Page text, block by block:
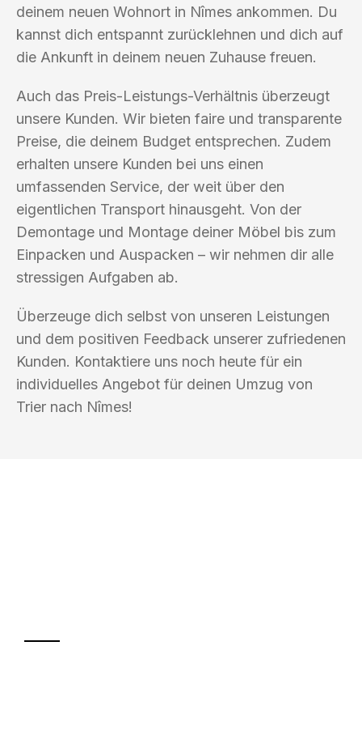
deinem neuen Wohnort in Nîmes ankommen. Du
kannst dich entspannt zurücklehnen und dich auf
die Ankunft in deinem neuen Zuhause freuen.
Auch das Preis-Leistungs-Verhältnis überzeugt
unsere Kunden. Wir bieten faire und transparente
Preise, die deinem Budget entsprechen. Zudem
erhalten unsere Kunden bei uns einen
umfassenden Service, der weit über den
eigentlichen Transport hinausgeht. Von der
Demontage und Montage deiner Möbel bis zum
Einpacken und Auspacken – wir nehmen dir alle
stressigen Aufgaben ab.
Überzeuge dich selbst von unseren Leistungen
und dem positiven Feedback unserer zufriedenen
Kunden. Kontaktiere uns noch heute für ein
individuelles Angebot für deinen Umzug von
Trier nach Nîmes!